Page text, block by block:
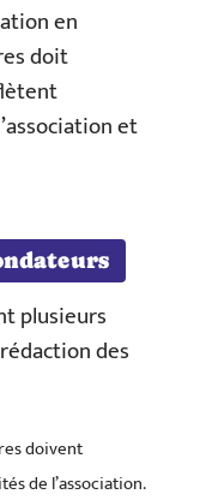
en
doit
et
plusieurs
des
doivent
de l’association.